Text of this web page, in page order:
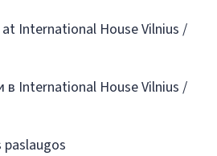
International House Vilnius /
в International House Vilnius /